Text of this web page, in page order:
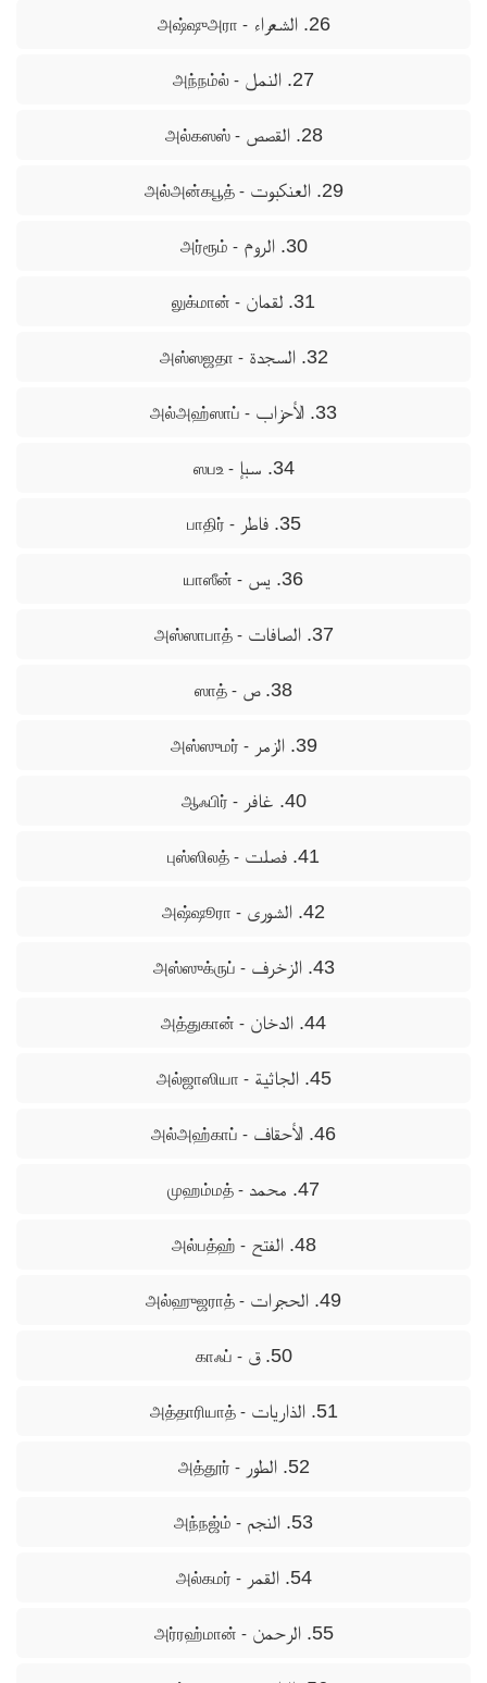
26. الشعراء - அஷ்ஷுஅரா
27. النمل - அந்நம்ல்
28. القصص - அல்கஸஸ்
29. العنكبوت - அல்அன்கபூத்
30. الروم - அர்ரூம்
31. لقمان - லுக்மான்
32. السجدة - அஸ்ஸஜதா
33. الأحزاب - அல்அஹ்ஸாப்
34. سبإ - ஸபஉ
35. فاطر - பாதிர்
36. يس - யாஸீன்
37. الصافات - அஸ்ஸாபாத்
38. ص - ஸாத்
39. الزمر - அஸ்ஸுமர்
40. غافر - ஆஃபிர்
41. فصلت - புஸ்ஸிலத்
42. الشورى - அஷ்ஷூரா
43. الزخرف - அஸ்ஸுக்ருப்
44. الدخان - அத்துகான்
45. الجاثية - அல்ஜாஸியா
46. الأحقاف - அல்அஹ்காப்
47. محمد - முஹம்மத்
48. الفتح - அல்பத்ஹ்
49. الحجرات - அல்ஹுஜராத்
50. ق - காஃப்
51. الذاريات - அத்தாரியாத்
52. الطور - அத்தூர்
53. النجم - அந்நஜ்ம்
54. القمر - அல்கமர்
55. الرحمن - அர்ரஹ்மான்